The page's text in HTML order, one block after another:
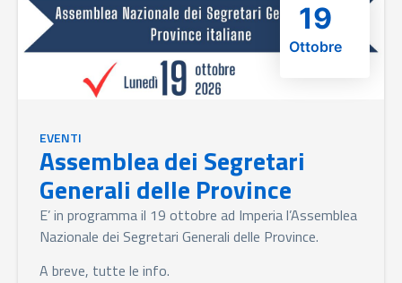
19
Ottobre
EVENTI
Assemblea dei Segretari
Generali delle Province
E’ in programma il 19 ottobre ad Imperia l’Assemblea
Nazionale dei Segretari Generali delle Province.
A breve, tutte le info.